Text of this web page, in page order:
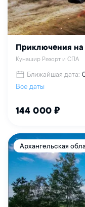
Приключения
Кунашир Резорт и СПА
Ближайшая дата:
Все даты
144 000 ₽
Архангельская